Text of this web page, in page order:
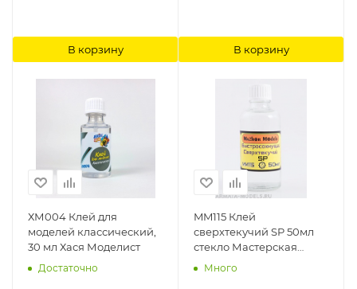
В корзину В корзину
ХМ004 Клей для
моделей классический,
30 мл Хася Моделист
Достаточно
MM115 Клей
сверхтекучий SP 50мл
стекло Мастерская
Мажор Моделс
Много